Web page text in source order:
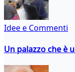
Idee e Commenti
Un palazzo che è